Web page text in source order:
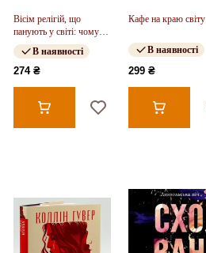
Вісім релігій, що
панують у світі: чому
їхні відмінності мають
значенняВ наявності
274 ₴
Кафе на краю світу
В наявності
299 ₴